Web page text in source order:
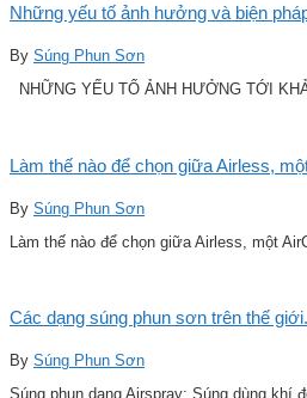
Những yếu tố ảnh hưởng và biện
By Súng Phun Sơn
NHỮNG YẾU TỐ ẢNH HƯỞNG TỚI
Làm thế nào để chọn giữa Airless,
By Súng Phun Sơn
Làm thế nào để chọn giữa Airless, một
Các dạng súng phun sơn trên thế
By Súng Phun Sơn
Súng phun dạng Airspray: Súng dùng khí